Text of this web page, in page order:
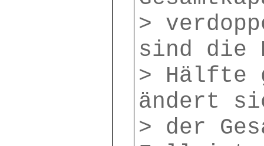
>
sind die
> Hälfte
ändert
> der